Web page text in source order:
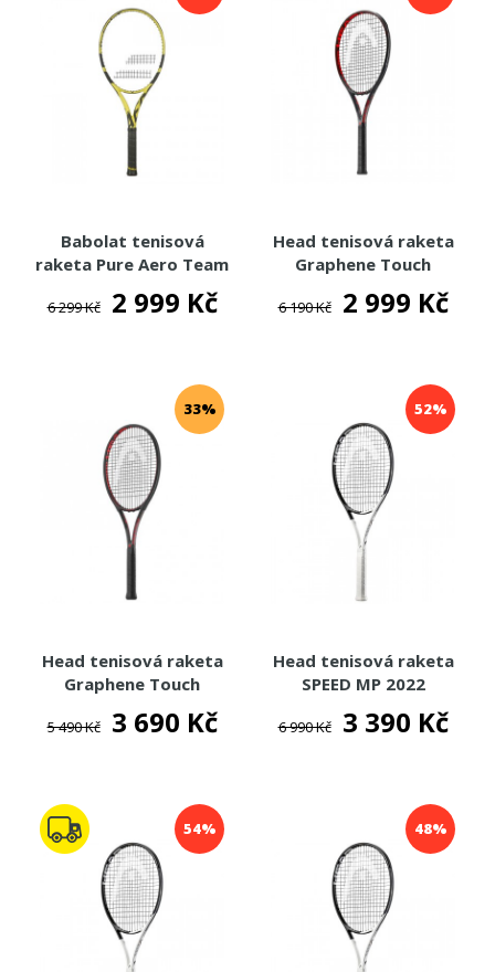
Babolat tenisová
raketa Pure Aero Team
6 299 Kč 2 999 Kč
Head tenisová raketa
Graphene Touch
6 190 Kč 2 999 Kč
33%
Head tenisová raketa
Graphene Touch
5 490 Kč 3 690 Kč
52%
Head tenisová raketa
SPEED MP 2022
6 990 Kč 3 390 Kč
54% 48%